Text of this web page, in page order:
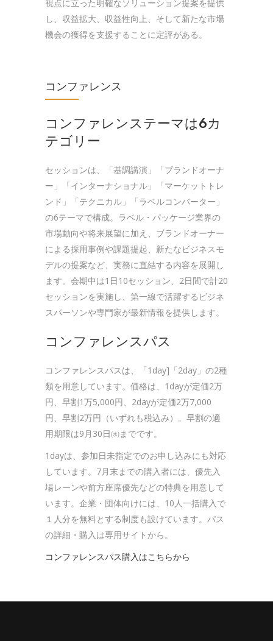
視点に立った明確なソリューション提案を提供
し、収益拡大、収益性向上、そして新たな市場
機会の獲得を支援することに定評がある。
コンファレンス
コンファレンステーマは6カ
テゴリー
セッションは、「基調講演」「ブランドオーナ
ー」「インターナショナル」「マーケットトレ
ンド」「テクニカル」「ラベルコンバーター」
の6テーマで構成。ラベル・パッケージ業界の
市場動向や将来展望に加え、ブランドオーナー
による採用事例や課題提起、新たなビジネスモ
デルの提案など、実務に直結する内容を展開し
ます。会期中は1日10セッション、2日間で計20
セッションを実施し、第一線で活躍するビジネ
スパーソンや専門家が最新情報を提供します。
コンファレンスパス
コンファレンスパスは、「1day]「2day」の2種
類を用意しています。価格は、1dayが定価2万
円、早割1万5,000円、2dayが定価2万7,000
円、早割2万円（いずれも税込み）。早割の適
用期限は9月30日㈬までです。
1dayは、参加日未指定でのお申し込みにも対応
しています。7月末までの購入者には、優先入
場レーンや前方座席優先などの特典を用意して
います。企業・団体向けには、10人一括購入で
１人分を無料とする制度も設けています。パス
の詳細・購入は専用サイトから。
コンファレンスパス購入はこちらから